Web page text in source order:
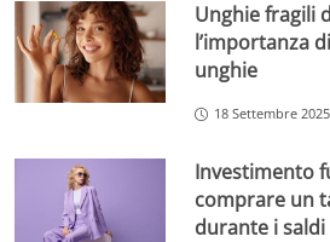
Unghie fragili
l’importanza
unghie
18 Settembre 2025
Investimento
comprare un
durante i saldi